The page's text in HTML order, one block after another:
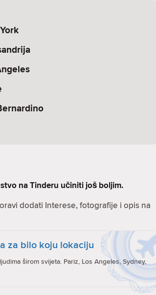
na Tinderu učiniti još boljim.
dodati Interese, fotografije i opis na
za bilo koju lokaciju
širom svijeta. Pariz, Los Angeles, Sydney,